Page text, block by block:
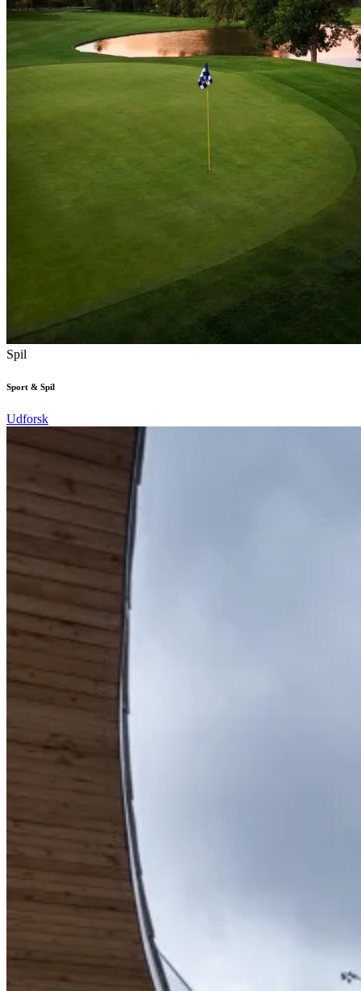
Spil
Sport & Spil
Udforsk